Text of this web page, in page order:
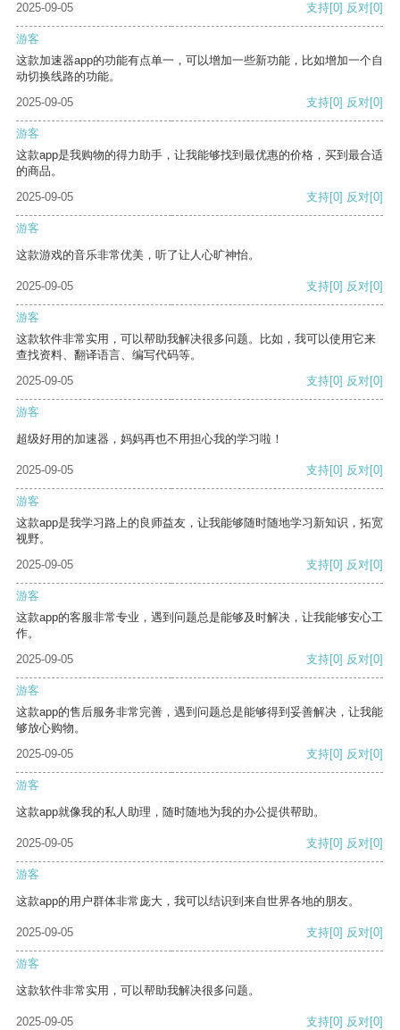
2025-09-05 支持[0] 反对[0]
游客
这款加速器app的功能有点单一，可以增加一些新功能，比如增加一个自
动切换线路的功能。
2025-09-05
支持[0] 反对[0]
游客
这款app是我购物的得力助手，让我能够找到最优惠的价格，买到最合适
的商品。
2025-09-05
支持[0] 反对[0]
游客
这款游戏的音乐非常优美，听了让人心旷神怡。
2025-09-05 支持[0] 反对[0]
游客
这款软件非常实用，可以帮助我解决很多问题。比如，我可以使用它来
查找资料、翻译语言、编写代码等。
2025-09-05
支持[0] 反对[0]
游客
超级好用的加速器，妈妈再也不用担心我的学习啦！
2025-09-05 支持[0] 反对[0]
游客
这款app是我学习路上的良师益友，让我能够随时随地学习新知识，拓宽
视野。
2025-09-05
支持[0] 反对[0]
游客
这款app的客服非常专业，遇到问题总是能够及时解决，让我能够安心工
作。
2025-09-05
支持[0] 反对[0]
游客
这款app的售后服务非常完善，遇到问题总是能够得到妥善解决，让我能
够放心购物。
2025-09-05
支持[0] 反对[0]
游客
这款app就像我的私人助理，随时随地为我的办公提供帮助。
2025-09-05 支持[0] 反对[0]
游客
这款app的用户群体非常庞大，我可以结识到来自世界各地的朋友。
2025-09-05 支持[0] 反对[0]
游客
这款软件非常实用，可以帮助我解决很多问题。
2025-09-05 支持[0] 反对[0]